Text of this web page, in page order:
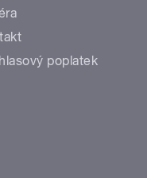
poplatek